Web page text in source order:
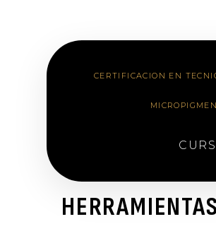
CERTIFICACION EN